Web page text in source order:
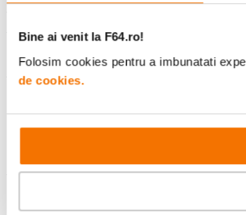
Bine ai venit la F64.ro!
Folosim cookies pentru a imbunatati
de cookies.
Service si garantii
F64 Studio
Urmareste-ne